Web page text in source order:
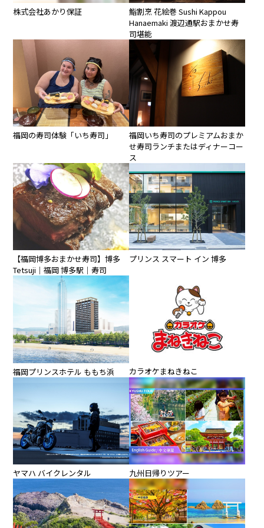
株式会社あかり保証
鮨割烹 花絵巻 Sushi Kappou
Hanaemaki 渡辺通駅おまかせ寿
司堪能
福岡の寿司体験「いち寿司」
福岡いち寿司のプレミアムおまか
せ寿司ランチまたはディナーコー
ス
【福岡博多おまかせ寿司】博多
Tetsuji｜福岡 博多駅｜寿司
プリンス スマート イン 博多
福岡プリンスホテル ももち浜 カラオケまねきねこ
ヤマハ バイクレンタル 九州日帰りツアー